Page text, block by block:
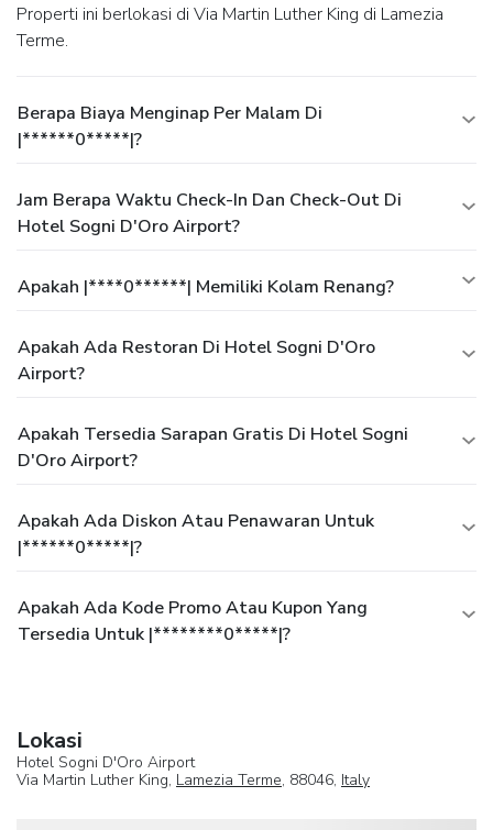
Properti ini berlokasi di Via Martin Luther King di Lamezia
Terme.
Berapa Biaya Menginap Per Malam Di
|******0*****|?
Jam Berapa Waktu Check-In Dan Check-Out Di
Hotel Sogni D'Oro Airport?
Apakah |****0******| Memiliki Kolam Renang?
Apakah Ada Restoran Di Hotel Sogni D'Oro
Airport?
Apakah Tersedia Sarapan Gratis Di Hotel Sogni
D'Oro Airport?
Apakah Ada Diskon Atau Penawaran Untuk
|******0*****|?
Apakah Ada Kode Promo Atau Kupon Yang
Tersedia Untuk |********0*****|?
Lokasi
Hotel Sogni D'Oro Airport
Via Martin Luther King, Lamezia Terme, 88046, Italy